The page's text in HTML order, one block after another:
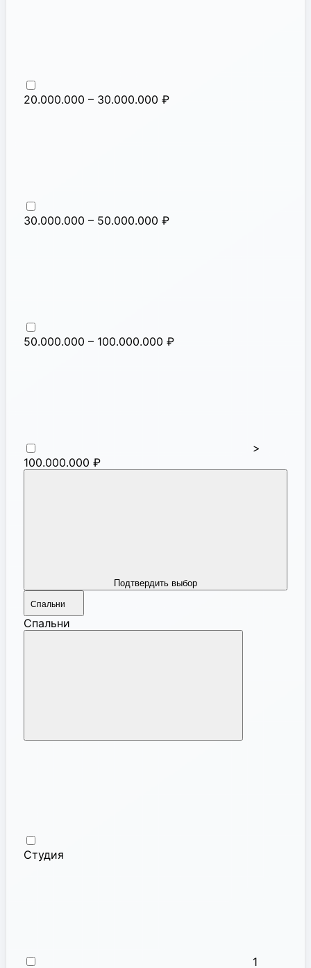
20.000.000 – 30.000.000 ₽
30.000.000 – 50.000.000 ₽
50.000.000 – 100.000.000 ₽
>
100.000.000 ₽
Подтвердить выбор
Спальни
Спальни
Студия
1